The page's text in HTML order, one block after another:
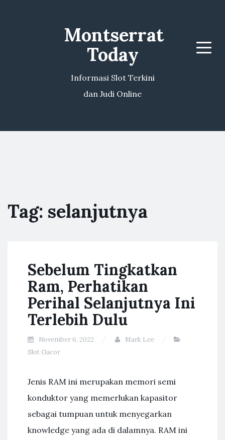
Montserrat
Today
Informasi Slot Terkini
dan Judi Online
Menu
Tag: selanjutnya
Sebelum Tingkatkan
Ram, Perhatikan
Perihal Selanjutnya Ini
Terlebih Dulu
November 6, 2022
Mark Lee
Slot Gacor
Jenis RAM ini merupakan memori semi
konduktor yang memerlukan kapasitor
sebagai tumpuan untuk menyegarkan
knowledge yang ada di dalamnya. RAM ini